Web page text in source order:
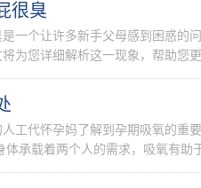
很臭
一个让许多新手父母感到困惑的
为您详细解析这一现象，帮助您
工代怀孕妈了解到孕期吸氧的重
承载着两个人的需求，吸氧有助